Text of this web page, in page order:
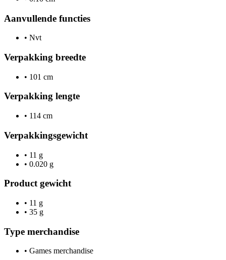
Aanvullende functies
• Nvt
Verpakking breedte
• 101 cm
Verpakking lengte
• 114 cm
Verpakkingsgewicht
• 11 g
• 0.020 g
Product gewicht
• 11 g
• 35 g
Type merchandise
• Games merchandise